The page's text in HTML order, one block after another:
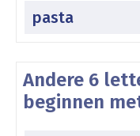
pasta
Andere 6
beginnen